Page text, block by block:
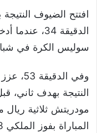
افتتح الضيوف
الدقيقة 34،
سوليس الكرة في
وفي
النتيجة بهدف ثاني،
المباراة بفوز الملكي 3-0 على حساب خيتافي.